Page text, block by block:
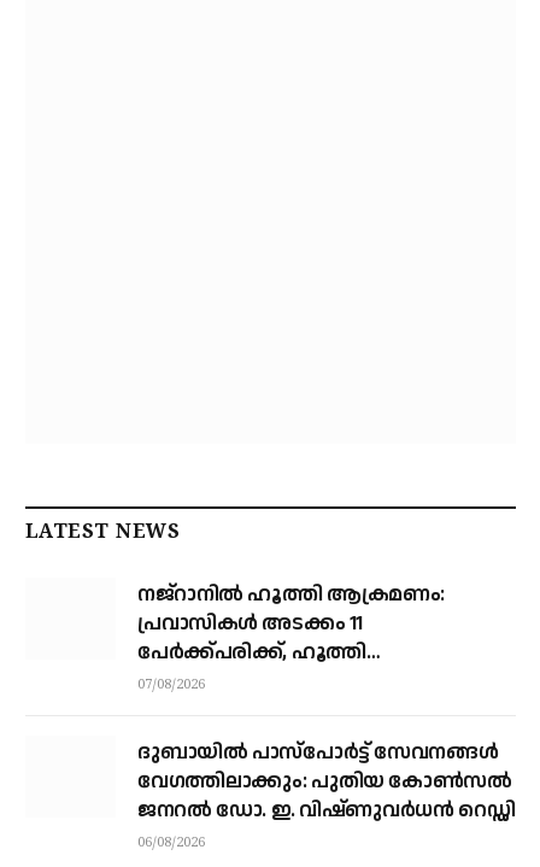
LATEST NEWS
നജ്‌റാനില്‍ ഹൂത്തി ആക്രമണം:
പ്രവാസികള്‍ അടക്കം 11
പേർക്ക്പരിക്ക്, ഹൂത്തി
ആക്രമണത്തില്‍ 17 യെമന്‍
07/08/2026
ദുബായിൽ പാസ്‌പോർട്ട് സേവനങ്ങൾ
വേഗത്തിലാക്കും: പുതിയ കോൺസൽ
ജനറൽ ഡോ. ഇ. വിഷ്ണുവർധൻ റെഡ്ഡി
06/08/2026